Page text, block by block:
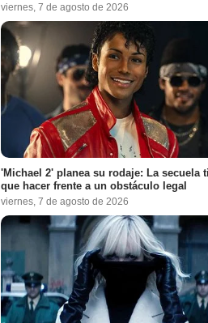
viernes, 7 de agosto de 2026
'Michael 2' planea su rodaje: La secuela
que hacer frente a un obstáculo legal
viernes, 7 de agosto de 2026